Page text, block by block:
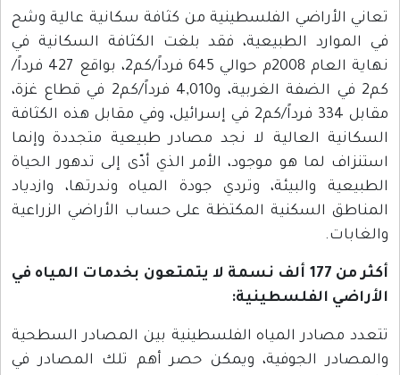
تعاني الأراضي الفلسطينية من كثافة سكانية عالية وشح
في الموارد الطبيعية، فقد بلغت الكثافة السكانية في
نهاية العام 2008م حوالي 645 فرداً/كم2، بواقع 427 فرداً/
كم2 في الضفة الغربية، و4,010 فرداً/كم2 في قطاع غزة،
مقابل 334 فرداً/كم2 في إسرائيل، وفي مقابل هذه الكثافة
السكانية العالية لا نجد مصادر طبيعية متجددة وإنما
استنزاف لما هو موجود، الأمر الذي أدّى إلى تدهور الحياة
الطبيعية والبيئة، وتردي جودة المياه وندرتها، وازدياد
المناطق السكنية المكتظة على حساب الأراضي الزراعية
والغابات.
أكثر من 177 ألف نسمة لا يتمتعون بخدمات المياه في
الأراضي الفلسطينية:
تتعدد مصادر المياه الفلسطينية بين المصادر السطحية
والمصادر الجوفية، ويمكن حصر أهم تلك المصادر في